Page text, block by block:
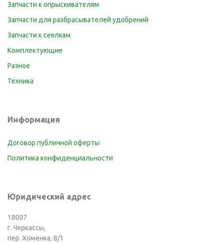
Запчасти к опрыскивателям
Запчасти для разбрасывателей удобрений
Запчасти к сеялкам
Комплектующие
Разное
Техника
Информация
Договор публичной оферты
Политика конфиденциальности
Юридический адрес
18007
г. Черкассы,
пер. Хоменка, 8/1